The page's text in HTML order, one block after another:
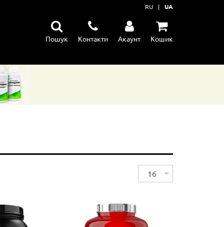
RU | UA
Пошук Контакти Акаунт Кошик
16